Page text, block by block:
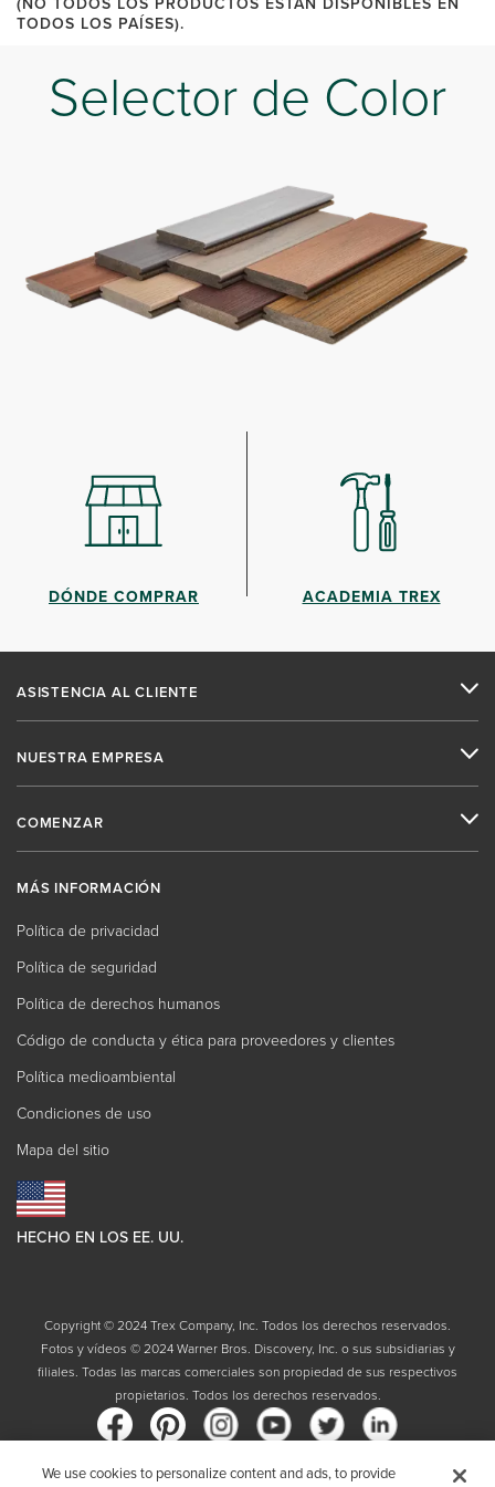
TODOS LOS PAÍSES).
Selector de Color
DÓNDE COMPRAR ACADEMIA TREX
ASISTENCIA AL CLIENTE
NUESTRA EMPRESA
COMENZAR
MÁS INFORMACIÓN
Política de privacidad
Política de seguridad
Política de derechos humanos
Código de conducta y ética para proveedores y clientes
Política medioambiental
Condiciones de uso
Mapa del sitio
HECHO EN LOS EE. UU.
Copyright © 2024 Trex Company, Inc. Todos los derechos reservados.
Fotos y vídeos © 2024 Warner Bros. Discovery, Inc. o sus subsidiarias y
filiales. Todas las marcas comerciales son propiedad de sus respectivos
propietarios. Todos los derechos reservados.
We use cookies to personalize content and ads, to provide